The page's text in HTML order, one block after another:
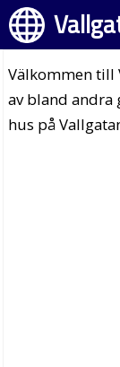
Välkommen till
av bland andra
hus på